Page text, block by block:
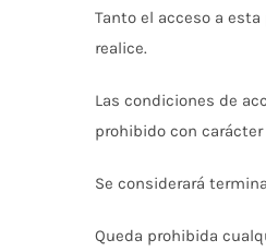
Tanto el acceso a
realice.
Las condiciones de
prohibido con
Se considerará
Queda prohibida